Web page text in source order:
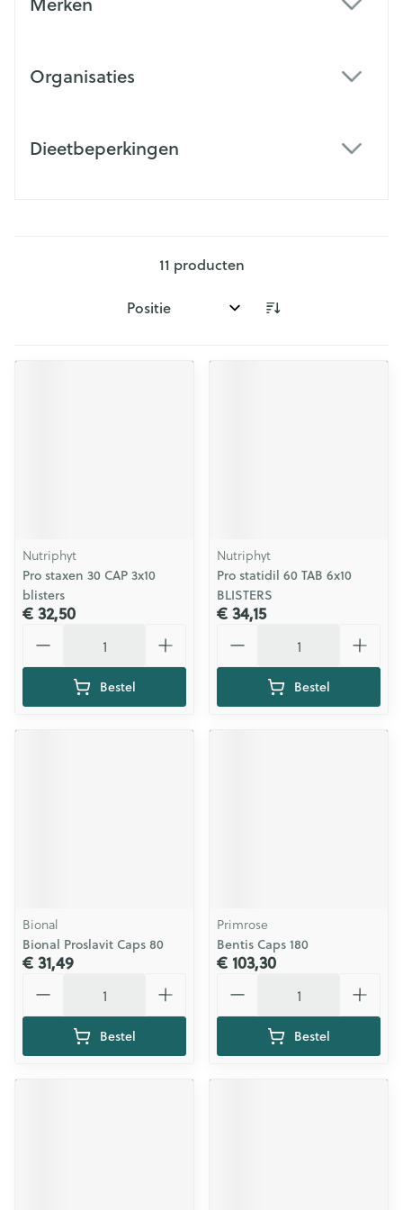
Organisaties
Dieetbeperkingen
11 producten
Sorteer op:
Nutriphyt
Pro staxen 30 CAP 3x10
blisters
€ 32,50
Bestel
Nutriphyt
Pro statidil 60 TAB 6x10
BLISTERS
€ 34,15
Bestel
Bional
Bional Proslavit Caps 80
€ 31,49
Bestel
Primrose
Bentis Caps 180
€ 103,30
Bestel